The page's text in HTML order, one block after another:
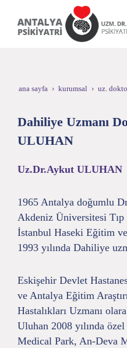
ana sayfa kurumsal uz.
Dahiliye Uzmanı
ULUHAN
Uz.Dr.Aykut ULUHAN
1965 Antalya doğumlu
Akdeniz Üniversitesi
İstanbul Haseki Eğitim
1993 yılında Dahiliye
Eskişehir Devlet
ve Antalya Eğitim
Hastalıkları Uzmanı
Uluhan 2008 yılında
Medical Park, An-Deva